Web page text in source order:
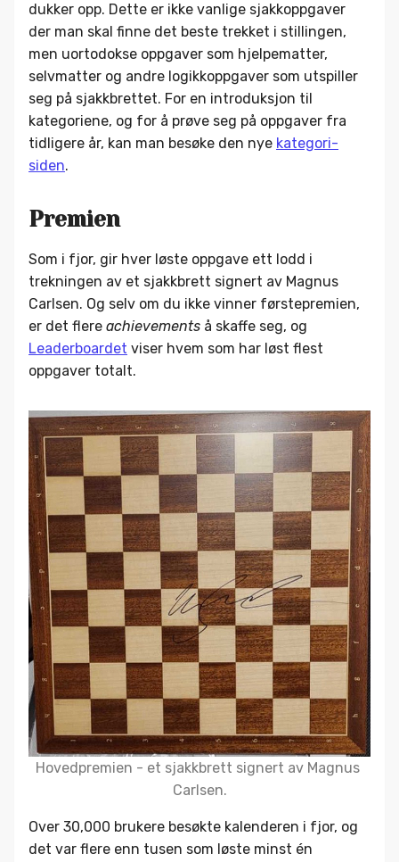
dukker opp. Dette er ikke vanlige sjakkoppgaver
der man skal finne det beste trekket i stillingen,
men uortodokse oppgaver som hjelpematter,
selvmatter og andre logikkoppgaver som utspiller
seg på sjakkbrettet. For en introduksjon til
kategoriene, og for å prøve seg på oppgaver fra
tidligere år, kan man besøke den nye kategori-
siden.
Premien
Som i fjor, gir hver løste oppgave ett lodd i
trekningen av et sjakkbrett signert av Magnus
Carlsen. Og selv om du ikke vinner førstepremien,
er det flere achievements å skaffe seg, og
Leaderboardet viser hvem som har løst flest
oppgaver totalt.
Hovedpremien - et sjakkbrett signert av Magnus
Carlsen.
Over 30,000 brukere besøkte kalenderen i fjor, og
det var flere enn tusen som løste minst én